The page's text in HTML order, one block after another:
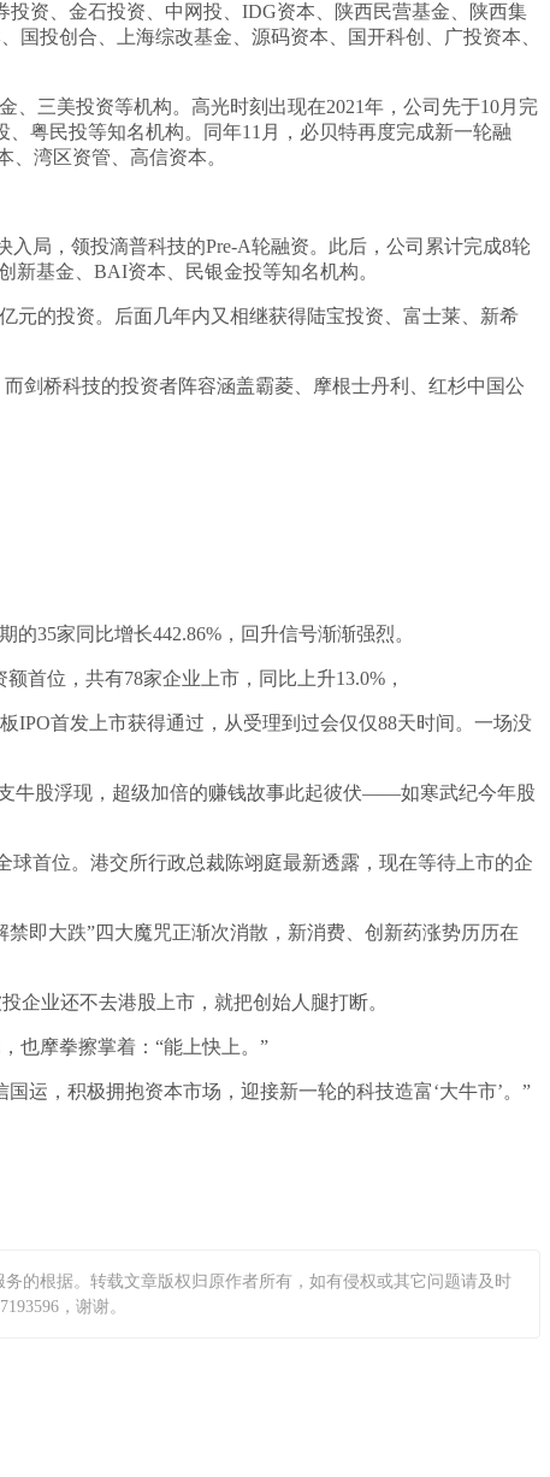
资、金石投资、中网投、IDG资本、陕西民营基金、陕西集
投创合、上海综改基金、源码资本、国开科创、广投资本、
三美投资等机构。高光时刻出现在2021年，公司先于10月完
粤民投等知名机构。同年11月，必贝特再度完成新一轮融
湾区资管、高信资本。
局，领投滴普科技的Pre-A轮融资。此后，公司累计完成8轮
基金、BAI资本、民银金投等知名机构。
元的投资。后面几年内又相继获得陆宝投资、富士莱、新希
剑桥科技的投资者阵容涵盖霸菱、摩根士丹利、红杉中国公
35家同比增长442.86%，回升信号渐渐强烈。
首位，共有78家企业上市，同比上升13.0%，
IPO首发上市获得通过，从受理到过会仅仅88天时间。一场没
牛股浮现，超级加倍的赚钱故事此起彼伏——如寒武纪今年股
球首位。港交所行政总裁陈翊庭最新透露，现在等待上市的企
即大跌”四大魔咒正渐次消散，新消费、创新药涨势历历在
企业还不去港股上市，就把创始人腿打断。
也摩拳擦掌着：“能上快上。”
运，积极拥抱资本市场，迎接新一轮的科技造富‘大牛市’。”
的根据。转载文章版权归原作者所有，如有侵权或其它问题请及时
，谢谢。